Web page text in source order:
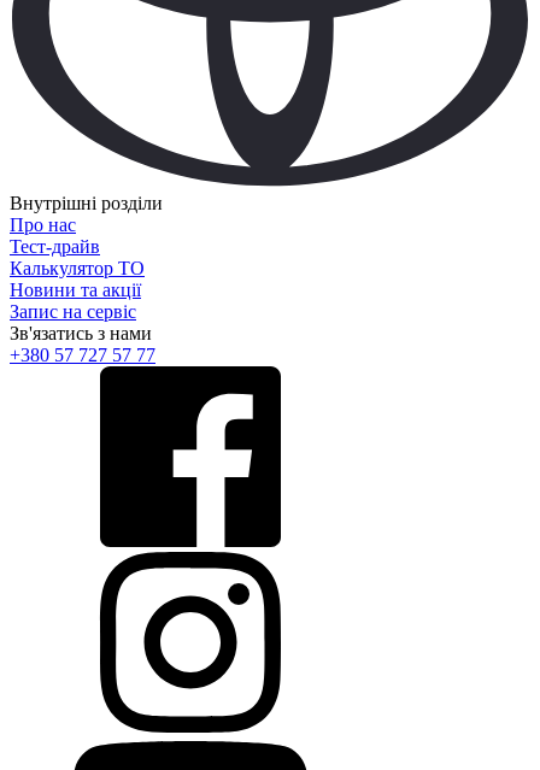
Внутрішні розділи
Про нас
Тест-драйв
Калькулятор ТО
Новини та акції
Запис на сервіс
Зв'язатись з нами
+380 57 727 57 77